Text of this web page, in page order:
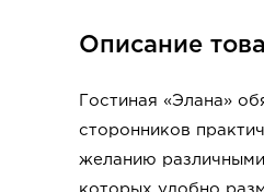
Описание
Гостиная «Элана»
сторонников
желанию